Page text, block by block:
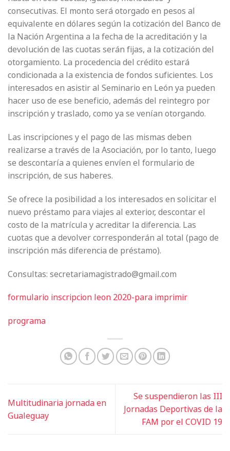
consecutivas. El monto será otorgado en pesos al
equivalente en dólares según la cotización del Banco de
la Nación Argentina a la fecha de la acreditación y la
devolución de las cuotas serán fijas, a la cotización del
otorgamiento. La procedencia del crédito estará
condicionada a la existencia de fondos suficientes. Los
interesados en asistir al Seminario en León ya pueden
hacer uso de ese beneficio, además del reintegro por
inscripción y traslado, como ya se venían otorgando.
Las inscripciones y el pago de las mismas deben
realizarse a través de la Asociación, por lo tanto, luego
se descontaría a quienes envíen el formulario de
inscripción, de sus haberes.
Se ofrece la posibilidad a los interesados en solicitar el
nuevo préstamo para viajes al exterior, descontar el
costo de la matrícula y acreditar la diferencia. Las
cuotas que a devolver corresponderán al total (pago de
inscripción más diferencia de préstamo).
Consultas: secretariamagistrado@gmail.com
formulario inscripcion leon 2020-para imprimir
programa
Multitudinaria jornada en
Gualeguay
Se suspendieron las III
Jornadas Deportivas de la
FAM por el COVID 19